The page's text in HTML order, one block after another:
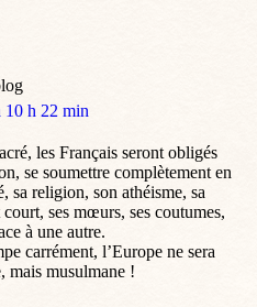
10 h 22 min
les Français seront obligés
se soumettre complètement en
sa religion, son athéisme, sa
ses mœurs, ses coutumes,
à une autre.
carrément, l’Europe ne sera
mais musulmane !